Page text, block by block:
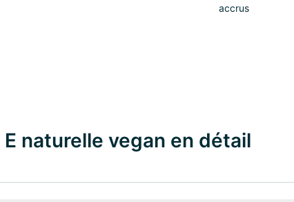
accrus
naturelle vegan en détail